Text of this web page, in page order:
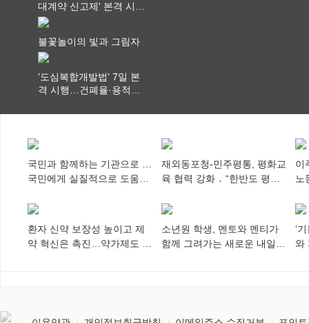
대계약 신고제' 본격 시
행…실거래가 투명화 기
불꽃놀이의 빛과 그림자
'도심복합개발법' 7일 본
격 시행…건폐율·용적률
국민과 함께하는 기관으로 …
국민에게 실질적으로 도움이
재외동포청-민주평통, 평화교
육 협력 강화 ․ “한반도 평화,
다”
이
노
환자 신약 보장성 높이고 제
약 혁신은 촉진…약가제도 개
소년원 학생, 멘토와 멘티가
함께 그려가는 새로운 내일
‘
와